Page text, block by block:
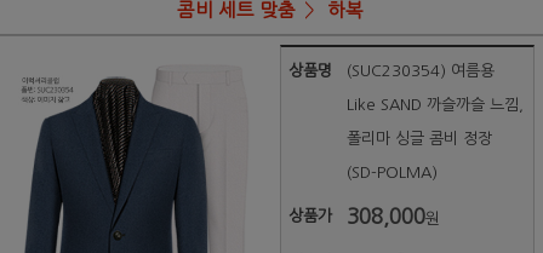
콤비 세트 맞춤 하복
상품명 (SUC230354) 여름용
Like SAND 까슬까슬 느낌,
폴리마 싱글 콤비 정장
(SD-POLMA)
상품가 308,000원